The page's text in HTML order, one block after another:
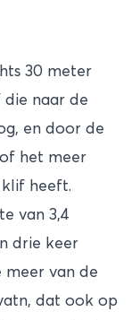
30 meter
die naar de
en door de
het meer
heeft.
van 3,4
drie keer
van de
dat ook op